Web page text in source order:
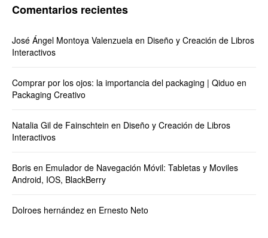
Comentarios recientes
José Ángel Montoya Valenzuela en Diseño y Creación de Libros
Interactivos
Comprar por los ojos: la importancia del packaging | Qiduo en
Packaging Creativo
Natalia Gil de Fainschtein en Diseño y Creación de Libros
Interactivos
Boris en Emulador de Navegación Móvil: Tabletas y Moviles
Android, IOS, BlackBerry
Dolroes hernández en Ernesto Neto